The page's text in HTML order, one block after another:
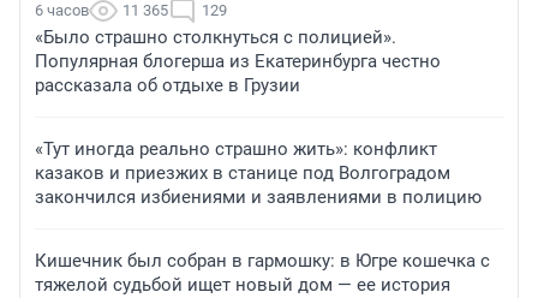
6 часов 11 365 129
«Было страшно столкнуться с полицией».
Популярная блогерша из Екатеринбурга честно
рассказала об отдыхе в Грузии
«Тут иногда реально страшно жить»: конфликт
казаков и приезжих в станице под Волгоградом
закончился избиениями и заявлениями в полицию
Кишечник был собран в гармошку: в Югре кошечка с
тяжелой судьбой ищет новый дом — ее история